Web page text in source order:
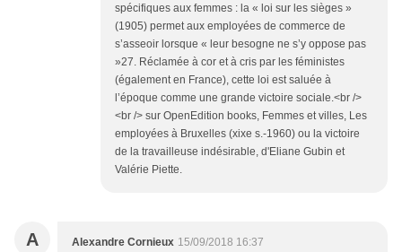
spécifiques aux femmes : la « loi sur les sièges »
(1905) permet aux employées de commerce de
s’asseoir lorsque « leur besogne ne s’y oppose pas
»27. Réclamée à cor et à cris par les féministes
(également en France), cette loi est saluée à
l’époque comme une grande victoire sociale.<br />
<br /> sur OpenEdition books, Femmes et villes, Les
employées à Bruxelles (xixe s.-1960) ou la victoire
de la travailleuse indésirable, d'Eliane Gubin et
Valérie Piette.
A Alexandre Cornieux 15/09/2018 16:37